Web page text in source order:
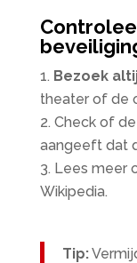
Bezoek
theater of de
Check of
aangeeft dat
Lees meer
Wikipedia.
Tip: